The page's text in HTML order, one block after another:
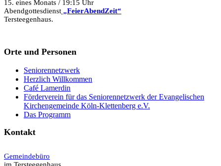
15. eines Monats / 19:15 Uhr
Abendgottesdienst „FeierAbendZeit“
Tersteegenhaus.
Orte und Personen
Seniorennetzwerk
Herzlich Willkommen
Café Lamerdin
Förderverein für das Seniorennetzwerk der Evangelischen
Kirchengemeinde Köln-Klettenberg e.V.
Das Programm
Kontakt
Gemeindebüro
im Tersteegenhaus,